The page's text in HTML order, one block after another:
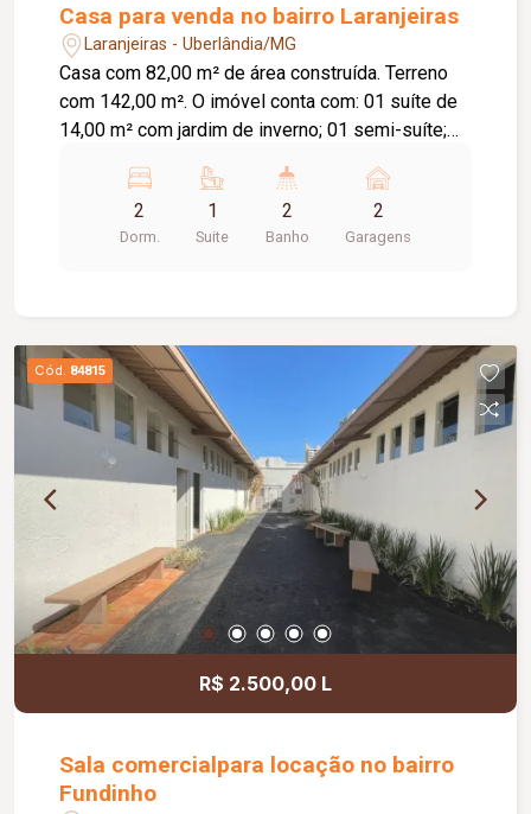
Casa para venda no bairro Laranjeiras
Laranjeiras - Uberlândia/MG
Casa com 82,00 m² de área construída. Terreno
com 142,00 m². O imóvel conta com: 01 suíte de
14,00 m² com jardim de inverno; 01 semi-suíte;
m; Área gourmet; Diferenciais: Piso em
porcelanato Via Rosa Tipo A com rodapé
embutido; Tubulação Amanco; Louças Deca; Gás
banheiros e cozinha; Banheiros com box e ducha
higiênica; Paisagismo completo; Muros com
concertina e cerca elétrica, proporcionando mais
segurança.
2
Dorm.
1
Suite
2
Banho
2
Garagens
Cód. 84815
R$ 2.500,00 L
Sala comercialpara locação no bairro
Fundinho